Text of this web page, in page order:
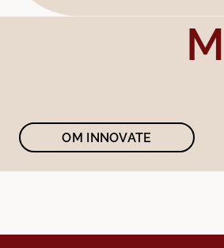
OM INNOVATE